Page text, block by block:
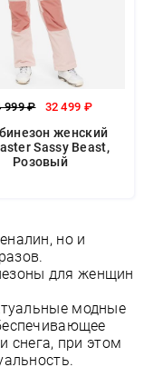
999 ₽ 32 499 ₽
женский
Sassy Beast,
Розовый
но и
для женщин
модные
снега, при этом